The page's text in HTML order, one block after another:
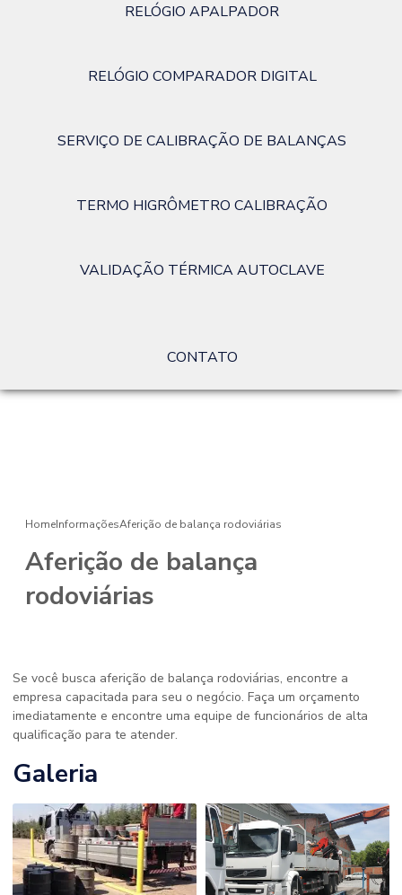
RELÓGIO APALPADOR
RELÓGIO COMPARADOR DIGITAL
SERVIÇO DE CALIBRAÇÃO DE BALANÇAS
TERMO HIGRÔMETRO CALIBRAÇÃO
VALIDAÇÃO TÉRMICA AUTOCLAVE
CONTATO
HomeInformaçõesAferição de balança rodoviárias
Aferição de balança
rodoviárias
Se você busca aferição de balança rodoviárias, encontre a
empresa capacitada para seu o negócio. Faça um orçamento
imediatamente e encontre uma equipe de funcionários de alta
qualificação para te atender.
Galeria